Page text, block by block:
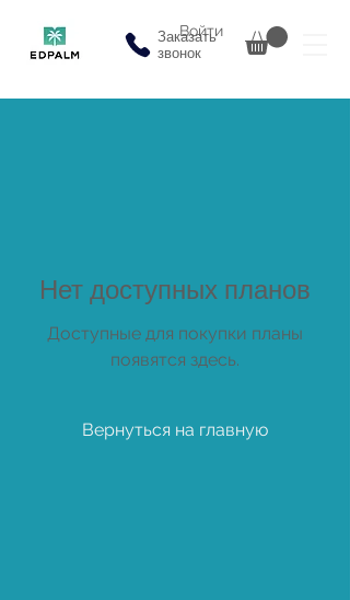
Заказать
звонок
Войти
Нет доступных планов
Доступные для покупки планы
появятся здесь.
Вернуться на главную